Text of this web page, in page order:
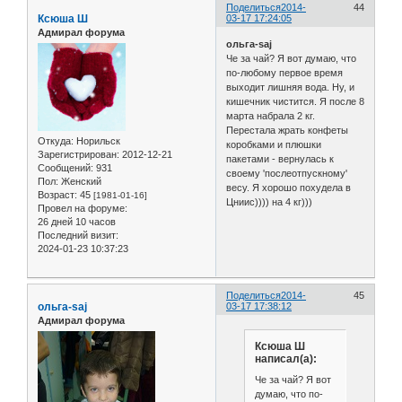
Поделиться 44
2014-
03-17 17:24:05
Ксюша Ш
Адмирал форума
Откуда: Норильск
Зарегистрирован: 2012-12-21
Сообщений: 931
Пол: Женский
Возраст: 45 [1981-01-16]
Провел на форуме:
26 дней 10 часов
Последний визит:
2024-01-23 10:37:23
ольга-saj
Че за чай? Я вот думаю, что
по-любому первое время
выходит лишняя вода. Ну, и
кишечник чистится. Я после 8
марта набрала 2 кг.
Перестала жрать конфеты
коробками и плюшки
пакетами - вернулась к
своему 'послеотпускному'
весу. Я хорошо похудела в
Цниис)))) на 4 кг)))
Поделиться 45
2014-
03-17 17:38:12
ольга-saj
Адмирал форума
Ксюша Ш
написал(а):
Че за чай? Я вот
думаю, что по-